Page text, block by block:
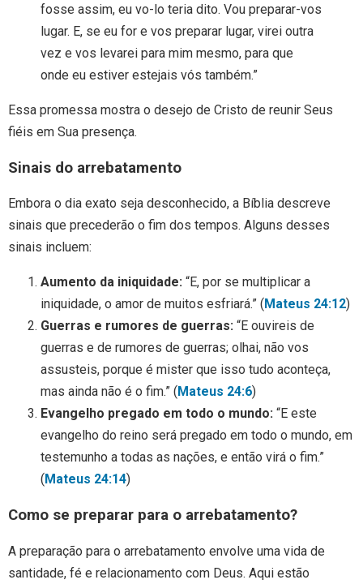
fosse assim, eu vo-lo teria dito. Vou preparar-vos
lugar. E, se eu for e vos preparar lugar, virei outra
vez e vos levarei para mim mesmo, para que
onde eu estiver estejais vós também.”
Essa promessa mostra o desejo de Cristo de reunir Seus
fiéis em Sua presença.
Sinais do arrebatamento
Embora o dia exato seja desconhecido, a Bíblia descreve
sinais que precederão o fim dos tempos. Alguns desses
sinais incluem:
Aumento da iniquidade: “E, por se multiplicar a
iniquidade, o amor de muitos esfriará.” ( Mateus 24:12)
Guerras e rumores de guerras: “E ouvireis de
guerras e de rumores de guerras; olhai, não vos
assusteis, porque é mister que isso tudo aconteça,
mas ainda não é o fim.” ( Mateus 24:6)
Evangelho pregado em todo o mundo: “E este
evangelho do reino será pregado em todo o mundo, em
testemunho a todas as nações, e então virá o fim.”
( Mateus 24:14)
Como se preparar para o arrebatamento?
A preparação para o arrebatamento envolve uma vida de
santidade, fé e relacionamento com Deus. Aqui estão